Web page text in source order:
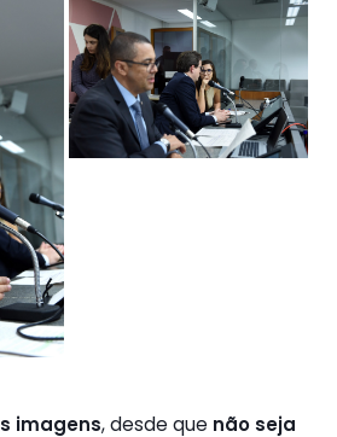
imagens, desde que não seja